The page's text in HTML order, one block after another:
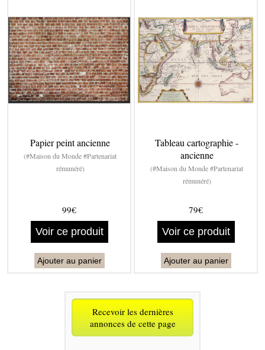
Papier peint ancienne
(#Maison du Monde #Partenariat
rémunéré)
99€
Voir ce produit
Ajouter au panier
Tableau cartographie -
ancienne
(#Maison du Monde #Partenariat
rémunéré)
79€
Voir ce produit
Ajouter au panier
Recevoir les dernières
annonces de cette page